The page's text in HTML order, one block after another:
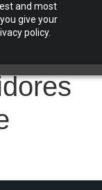
and most
give your
policy.